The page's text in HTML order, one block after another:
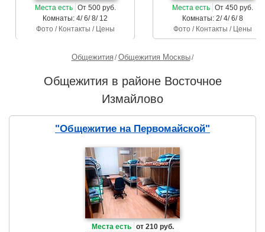
Места есть От 500 руб.
Комнаты: 4/ 6/ 8/ 12
Фото / Контакты / Цены
Места есть От 450 руб.
Комнаты: 2/ 4/ 6/ 8
Фото / Контакты / Цены
Общежития Общежития Москвы
Общежития в районе Восточное
Измайлово
"Общежитие на Первомайской"
Места есть от 210 руб.